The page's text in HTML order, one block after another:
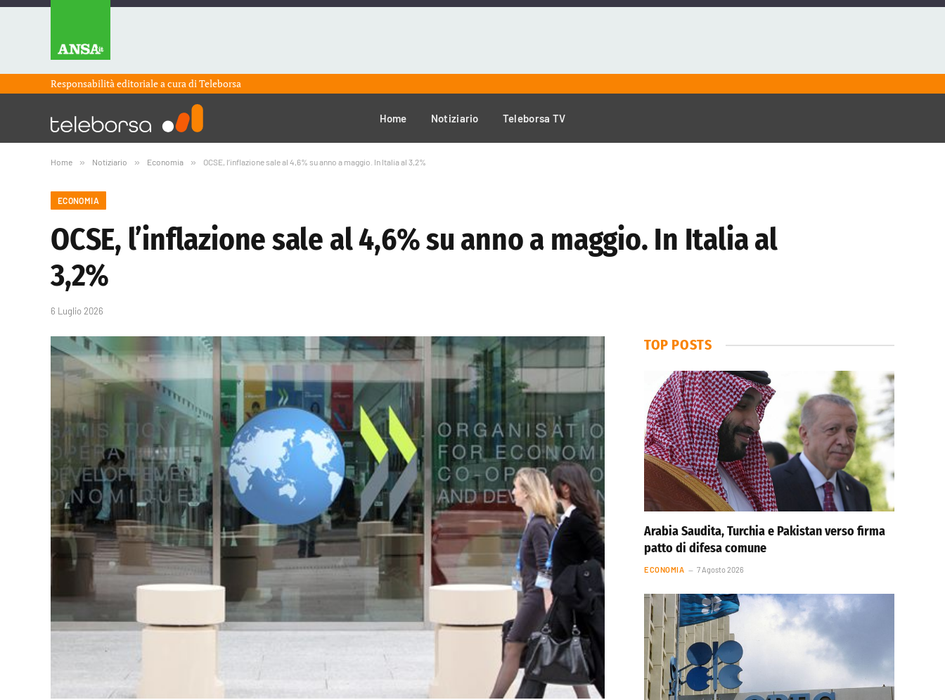
Responsabilità editoriale a cura diTeleborsa
Home Notiziario Teleborsa TV
Home » Notiziario » Economia » OCSE, l’inflazione sale al 4,6% su anno a maggio. In Italia al 3,2%
ECONOMIA
OCSE, l’inflazione sale al 4,6% su anno a maggio. In Italia al
3,2%
6 Luglio 2026
TOP POSTS
Arabia Saudita, Turchia e Pakistan verso firma
patto di difesa comune
ECONOMIA 7 Agosto 2026